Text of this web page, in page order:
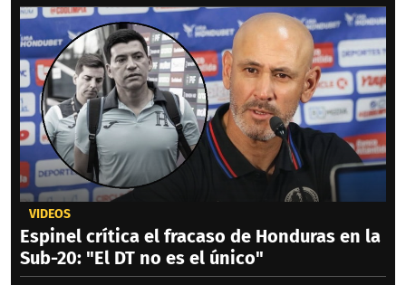
VIDEOS
Espinel crítica el fracaso de Honduras en la
Sub-20: "El DT no es el único"